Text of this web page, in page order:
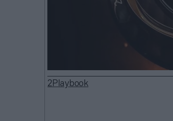
2Playbook